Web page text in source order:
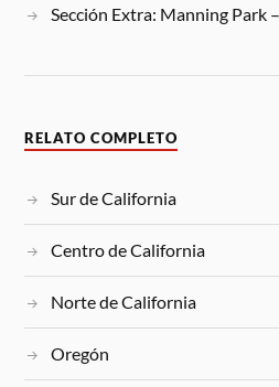
Sección Extra: Manning Park
RELATO COMPLETO
Sur de California
Centro de California
Norte de California
Oregón